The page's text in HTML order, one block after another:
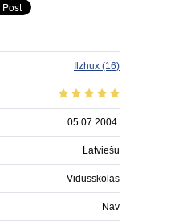
Ilzhux (16)
05.07.2004.
Latviešu
Vidusskolas
Nav